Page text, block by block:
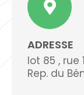
ADRESSE
lot 85 , rue
Rep. du